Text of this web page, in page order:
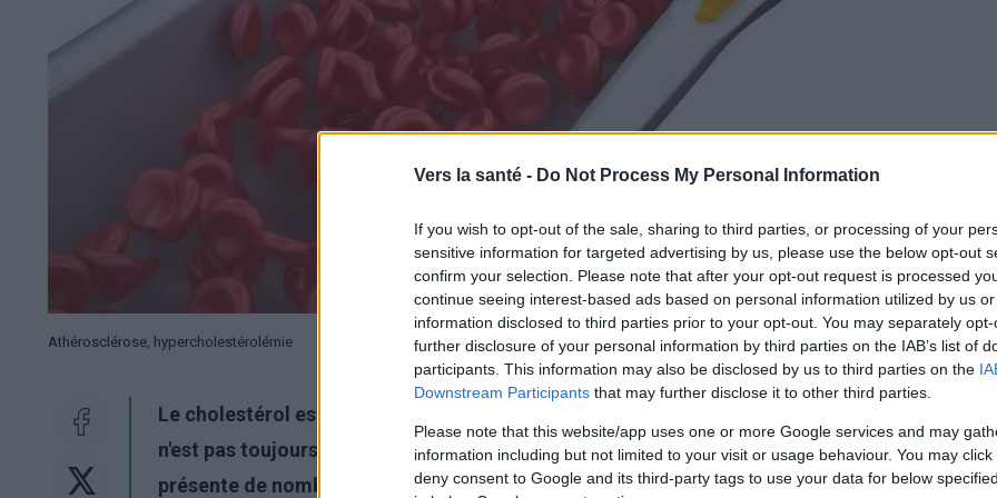
Vers la santé - Do Not Process My Personal Information
If you wish to opt-out of the sale, sharing to third parties, or processing of your
sensitive information for targeted advertising by us, please use the below opt-out
confirm your selection. Please note that after your opt-out request is processed
continue seeing interest-based ads based on personal information utilized by us
information disclosed to third parties prior to your opt-out. You may separately
further disclosure of your personal information by third parties on the IAB’s list of
participants. This information may also be disclosed by us to third parties on the
Downstream Participants that may further disclose it to other third parties.
Please note that this website/app uses one or more Google services and may
information including but not limited to your visit or usage behaviour. You may
deny consent to Google and its third-party tags to use your data for below
PantherMedia
Athérosclérose, hypercholestérolémie
Le cholestérol est généralement associé à un
n'est pas toujours le
cas. L'exception est le cholestérol dans la fraction HDL, qui
présente de nombreux avantages pour la santé. Toutefois, un adage bien connu dit que